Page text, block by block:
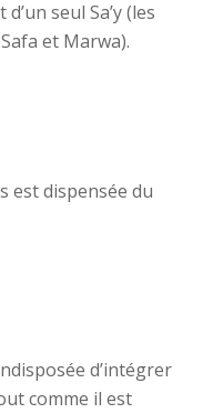
seul Sa’y (les
et Marwa).
est dispensée du
d’intégrer
comme il est